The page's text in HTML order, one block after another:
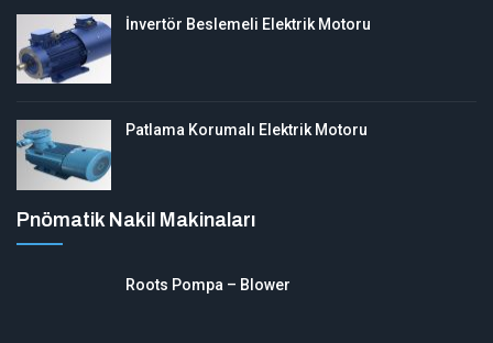
İnvertör Beslemeli Elektrik Motoru
Patlama Korumalı Elektrik Motoru
Pnömatik Nakil Makinaları
Roots Pompa – Blower